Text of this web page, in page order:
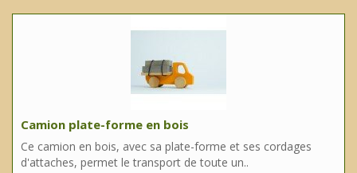
Camion plate-forme en bois
Ce camion en bois, avec sa plate-forme et ses cordages
d'attaches, permet le transport de toute un..